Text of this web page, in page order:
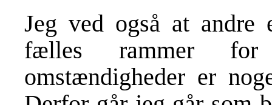
Jeg ved også at
fælles rammer for
omstændigheder er